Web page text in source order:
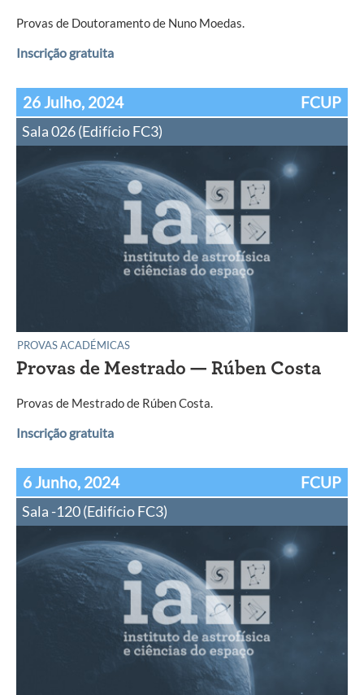
Provas de Doutoramento de Nuno Moedas.
Inscrição gratuita
26 Julho, 2024 FCUP
Sala 026 (Edifício FC3)
PROVAS ACADÉMICAS
Provas de Mestrado — Rúben Costa
Provas de Mestrado de Rúben Costa.
Inscrição gratuita
6 Junho, 2024 FCUP
Sala -120 (Edifício FC3)